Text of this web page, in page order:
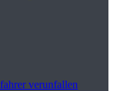
verunfallen